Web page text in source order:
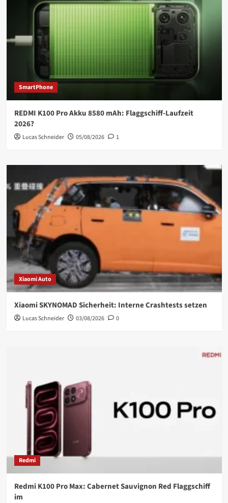
SmartPhone
REDMI K100 Pro Akku 8580 mAh: Flaggschiff-Laufzeit
2026?
Lucas Schneider 05/08/2026 1
Xiaomi Auto
Xiaomi SKYNOMAD Sicherheit: Interne Crashtests setzen
Lucas Schneider 03/08/2026 0
Redmi
Redmi K100 Pro Max: Cabernet Sauvignon Red Flaggschiff
im